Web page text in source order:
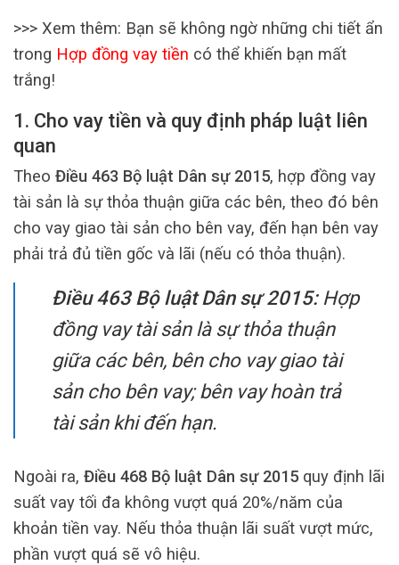
>>> Xem thêm: Bạn sẽ không ngờ những chi tiết ẩn
trong Hợp đồng vay tiền có thể khiến bạn mất
trắng!
1. Cho vay tiền và quy định pháp luật liên
quan
Theo Điều 463 Bộ luật Dân sự 2015, hợp đồng vay
tài sản là sự thỏa thuận giữa các bên, theo đó bên
cho vay giao tài sản cho bên vay, đến hạn bên vay
phải trả đủ tiền gốc và lãi (nếu có thỏa thuận).
Điều 463 Bộ luật Dân sự 2015:Hợp
đồng vay tài sản là sự thỏa thuận
giữa các bên, bên cho vay giao tài
sản cho bên vay; bên vay hoàn trả
tài sản khi đến hạn.
Ngoài ra, Điều 468 Bộ luật Dân sự 2015quy định lãi
suất vay tối đa không vượt quá 20%/năm của
khoản tiền vay. Nếu thỏa thuận lãi suất vượt mức,
phần vượt quá sẽ vô hiệu.